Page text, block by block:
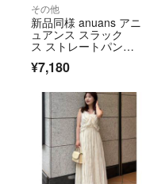
その他
新品同様 anuans アニ
ュアンス スラック
ス ストレートパン
ツ ロング ピンタッ
ク センタープレス S ピ
着 中古 USED
¥7,180